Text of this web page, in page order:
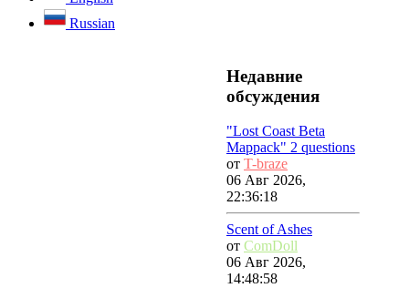
Russian
Недавние
обсуждения
"Lost Coast Beta
Mappack" 2 questions
от T-braze
06 Авг 2026,
22:36:18
Scent of Ashes
от ComDoll
06 Авг 2026,
14:48:58